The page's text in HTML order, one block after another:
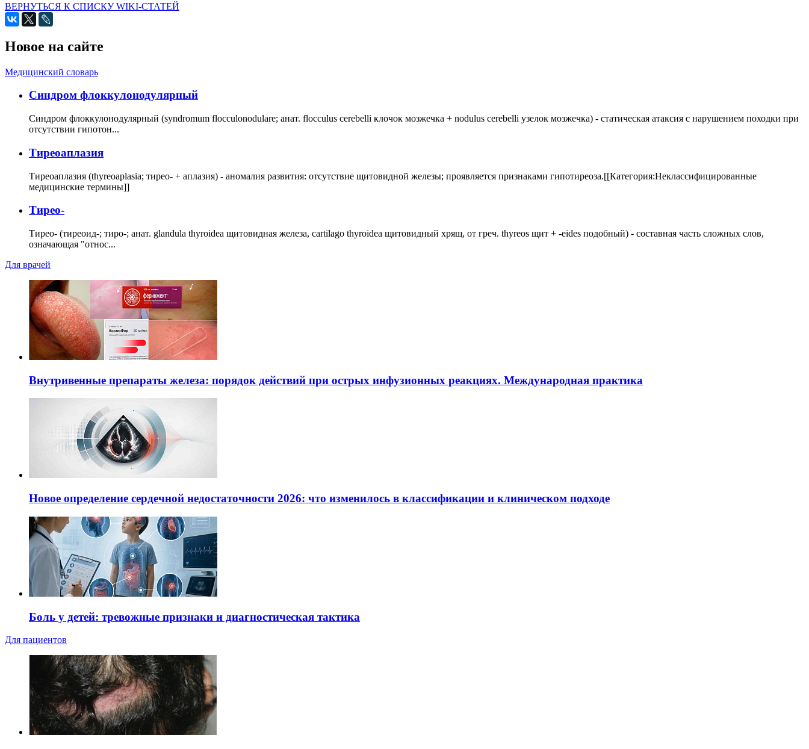
ВЕРНУТЬСЯ К СПИСКУ WIKI-СТАТЕЙ
Новое на сайте
Медицинский словарь
Cиндром флоккулонодулярный
Синдром флоккулонодулярный (syndromum flocculonodulare; анат. flocculus cerebelli клочок мозжечка + nodulus cerebelli узелок мозжечка) - статическая атаксия с нарушением походки при
отсутствии гипотон...
Тиреоаплазия
Тиреоаплазия (thyreoaplasia; тирео- + аплазия) - аномалия развития: отсутствие щитовидной железы; проявляется признаками гипотиреоза.[[Категория:Неклассифицированные
медицинские термины]]
Тирео-
Тирео- (тиреоид-; тиро-; анат. glandula thyroidea щитовидная железа, cartilago thyroidea щитовидный хрящ, от греч. thyreos щит + -eides подобный) - составная часть сложных слов,
означающая "относ...
Для врачей
Внутривенные препараты железа: порядок действий при острых инфузионных реакциях. Международная практика
Новое определение сердечной недостаточности 2026: что изменилось в классификации и клиническом подходе
Боль у детей: тревожные признаки и диагностическая тактика
Для пациентов